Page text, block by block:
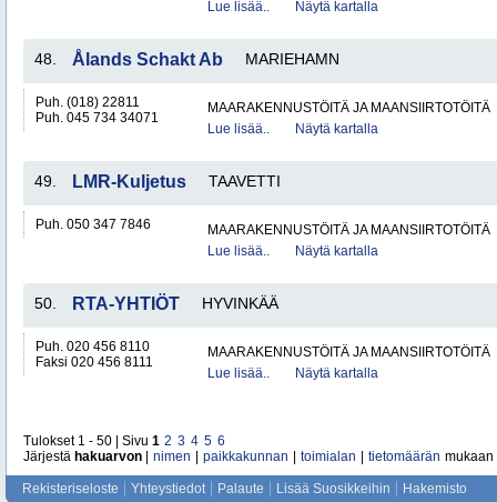
Lue lisää..
Näytä kartalla
48. Ålands Schakt Ab MARIEHAMN
Puh. (018) 22811
Puh. 045 734 34071
MAARAKENNUSTÖITÄ JA MAANSIIRTOTÖITÄ
Lue lisää..
Näytä kartalla
49. LMR-Kuljetus TAAVETTI
Puh. 050 347 7846
MAARAKENNUSTÖITÄ JA MAANSIIRTOTÖITÄ
Lue lisää..
Näytä kartalla
50. RTA-YHTIÖT HYVINKÄÄ
Puh. 020 456 8110
Faksi 020 456 8111
MAARAKENNUSTÖITÄ JA MAANSIIRTOTÖITÄ
Lue lisää..
Näytä kartalla
Tulokset 1 - 50 | Sivu 1 2 3 4 5 6
Järjestä hakuarvon nimen paikkakunnan toimialan tietomäärän mukaan
Rekisteriseloste Yhteystiedot Palaute Lisää Suosikkeihin Hakemisto